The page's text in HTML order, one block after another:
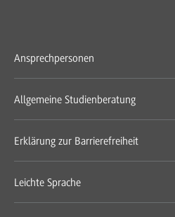
Ansprechpersonen
Allgemeine Studienberatung
Erklärung zur Barrierefreiheit
Leichte Sprache